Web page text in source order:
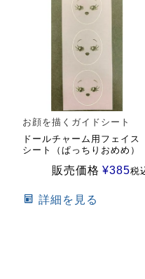
お顔を描くガイドシート
ドールチャーム用フェイス
シート（ぱっちりおめめ）
販売価格 ¥385税
詳細を見る